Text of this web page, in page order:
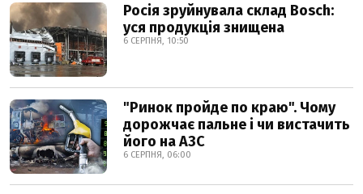
Росія зруйнувала склад Bosch:
уся продукція знищена
6 СЕРПНЯ, 10:50
"Ринок пройде по краю". Чому
дорожчає пальне і чи вистачить
його на АЗС
6 СЕРПНЯ, 06:00